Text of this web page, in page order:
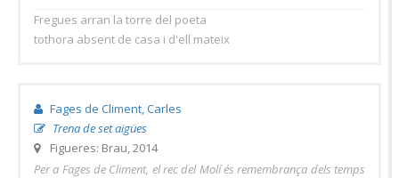
Fregues arran la torre del poeta
tothora absent de casa i d'ell mateix
Fages de Climent, Carles
Trena de set aigües
Figueres: Brau, 2014
Per a Fages de Climent, el rec del Molí és remembrança dels temps